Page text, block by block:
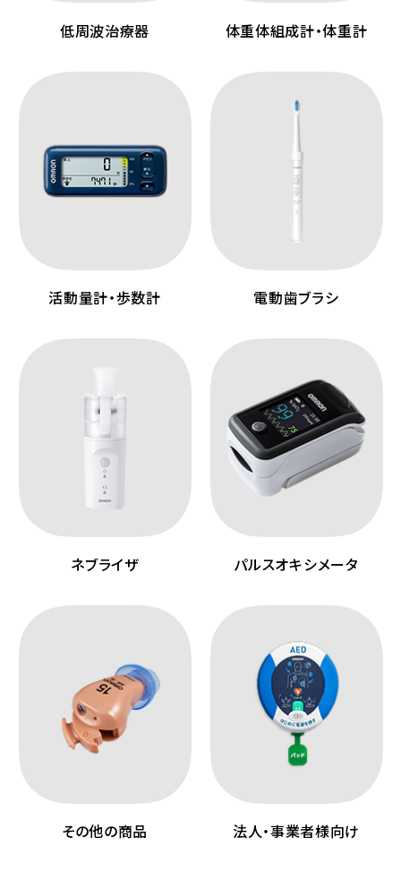
低周波治療器 体重体組成計・体重計
活動量計・歩数計 電動歯ブラシ
ネブライザ パルスオキシメータ
その他の商品 法人・事業者様向け